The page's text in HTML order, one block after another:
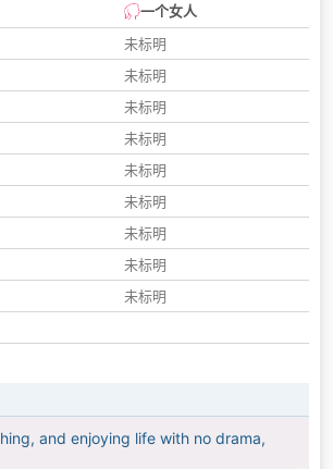
一个女人
未标明
未标明
未标明
未标明
未标明
未标明
未标明
未标明
未标明
and enjoying life with no drama,